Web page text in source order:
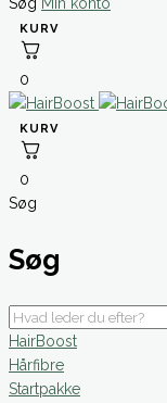
0
0
Søg
Søg
HairBoost
Hårfibre
Startpakke